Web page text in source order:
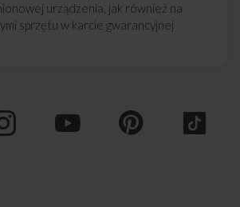
urządzenia, jak również na
sprzętu w karcie gwarancyjnej